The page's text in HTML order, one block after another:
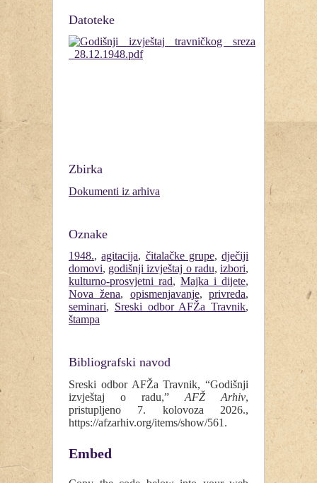
Datoteke
Zbirka
Dokumenti iz arhiva
Oznake
1948.,agitacija, čitalačke grupe, dječiji
domovi, godišnji izvještaj o radu,izbori,
kulturno-prosvjetni rad, Majka i dijete,
Nova žena, opismenjavanje,privreda,
seminari, Sreski odbor AFŽa Travnik,
štampa
Bibliografski navod
Sreski odbor AFŽa Travnik, “Godišnji
izvještaj o radu,” AFŽ Arhiv,
pristupljeno 7. kolovoza 2026.,
https://afzarhiv.org/items/show/561 .
Embed